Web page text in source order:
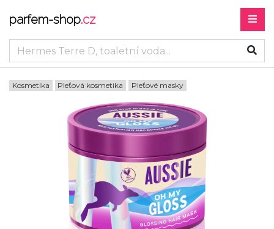
parfem-shop.cz
Kosmetika Pleťová kosmetika Pleťové masky